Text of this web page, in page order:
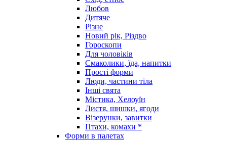
Любов
Дитяче
Різне
Новий рік, Різдво
Гороскопи
Для чоловіків
Смаколики, їда, напитки
Прості форми
Люди, частини тіла
Інші свята
Містика, Хелоуїн
Листя, шишки, ягоди
Візерунки, завитки
Птахи, комахи *
Форми в палетах